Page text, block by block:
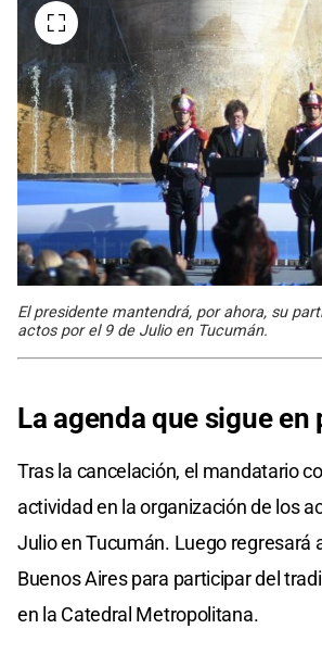
El presidente mantendrá, por ahora, su
actos por el 9 de Julio en Tucumán.
La agenda que sigue en
Tras la cancelación, el mandatario
actividad en la organización de los
Julio en Tucumán. Luego regresará
Buenos Aires para participar del
en la Catedral Metropolitana.